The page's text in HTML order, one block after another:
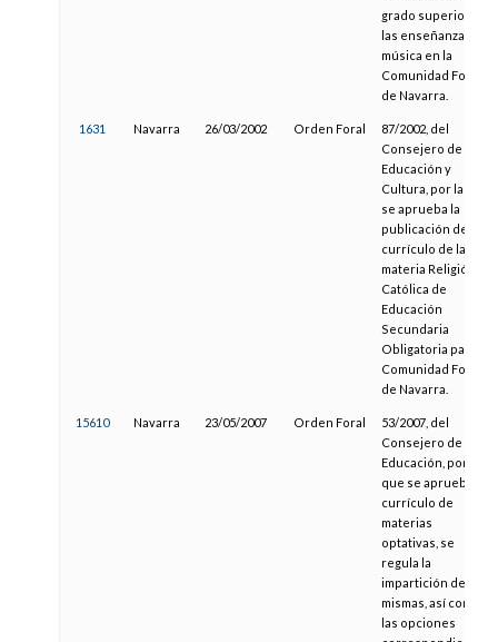
grado superior de
las enseñanzas de
música en la
Comunidad Foral
de Navarra.
1631 Navarra 26/03/2002 Orden Foral
87/2002, del
Consejero de
Educación y
Cultura, por la que
se aprueba la
publicación del
currículo de la
materia Religión
Católica de
Educación
Secundaria
Obligatoria para la
Comunidad Foral
de Navarra.
15610 Navarra 23/05/2007 Orden Foral
53/2007, del
Consejero de
Educación, por la
que se aprueba el
currículo de
materias
optativas, se
regula la
impartición de las
mismas, así como
las opciones